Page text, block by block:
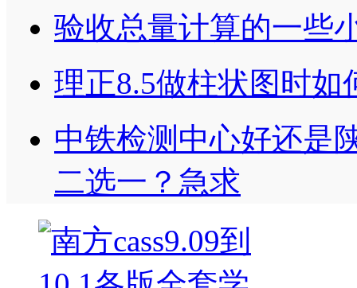
验收总量计算的一些
理正8.5做柱状图时
中铁检测中心好还是
二选一？急求